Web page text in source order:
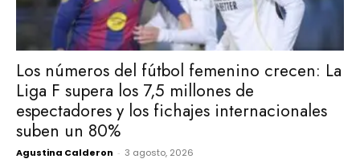
Los números del fútbol femenino crecen: La
Liga F supera los 7,5 millones de
espectadores y los fichajes internacionales
suben un 80%
Agustina Calderon - 3 agosto, 2026